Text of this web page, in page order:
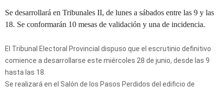
Se desarrollará en Tribunales II, de lunes a sábados entre las 9 y las
18. Se conformarán 10 mesas de validación y una de incidencia.
El Tribunal Electoral Provincial dispuso que el escrutinio definitivo
comience a desarrollarse este miércoles 28 de junio, desde las 9
hasta las 18.
Se realizará en el Salón de los Pasos Perdidos del edificio de